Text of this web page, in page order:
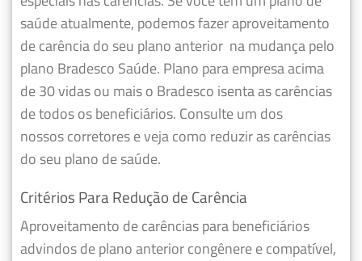
saúde atualmente, podemos fazeraproveitamento
de carência do seu plano anterior na mudança pelo
plano Bradesco Saúde. Plano para empresa acima
de 30 vidas ou mais o Bradesco isenta as carências
de todos os beneficiários. Consulte um dos
nossos corretores e veja como reduzir as carências
do seu plano de saúde.
Critérios Para Redução de Carência
Aproveitamento de carências para beneficiários
advindos de plano anterior congênere e compatível,